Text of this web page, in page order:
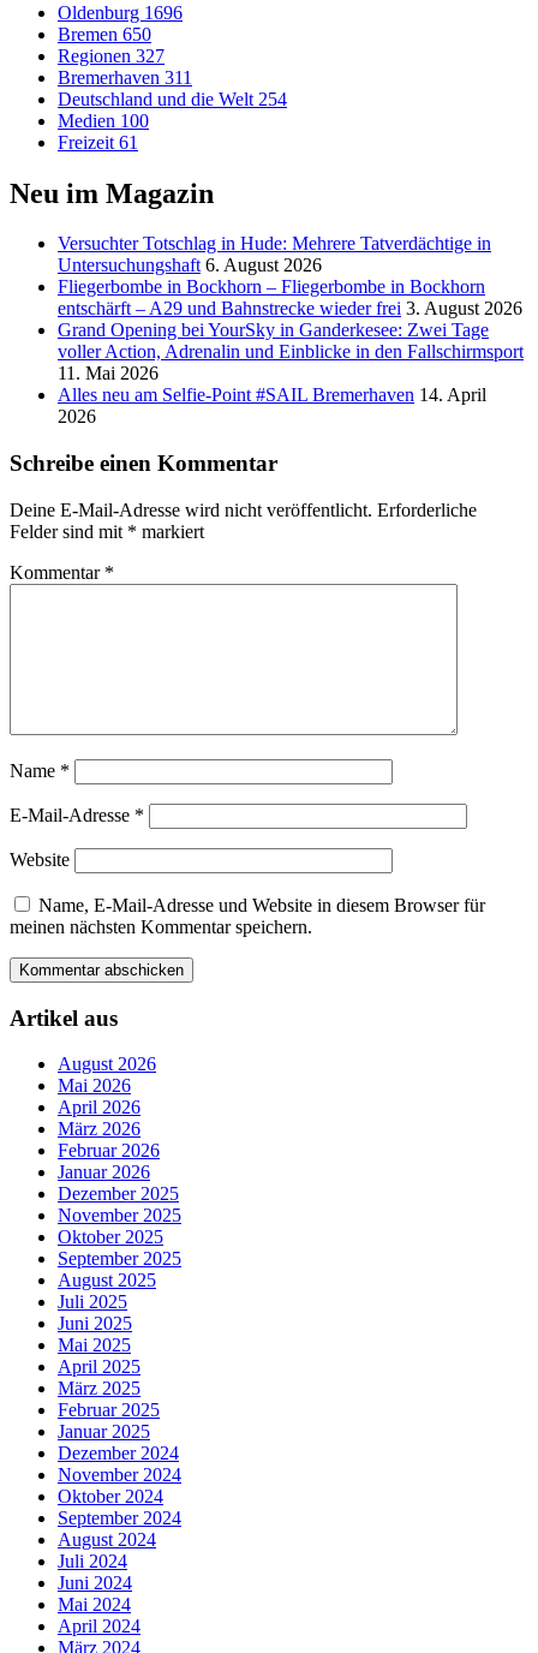
Oldenburg 1696
Bremen 650
Regionen 327
Bremerhaven 311
Deutschland und die Welt 254
Medien 100
Freizeit 61
Neu im Magazin
Versucht­er Totschlag in Hude: Mehrere Tatverdächtige in
Untersuchungshaft 6. August 2026
Fliegerbombe in Bockhorn – Fliegerbombe in Bockhorn
entschärft – A29 und Bahnstrecke wieder frei 3. August 2026
Grand Opening bei YourSky in Ganderkesee: Zwei Tage
voller Action, Adrenalin und Einblicke in den Fallschirmsport
11. Mai 2026
Alles neu am Selfie-Point #SAIL Bremerhaven 14. April
2026
Schreibe einen Kommentar
Deine E-Mail-Adresse wird nicht veröffentlicht. Erforderliche
Felder sind mit * markiert
Kommentar *
Name *
E-Mail-Adresse *
Website
Name, E-Mail-Adresse und Website in diesem Browser für
meinen nächsten Kommentar speichern.
Artikel aus
August 2026
Mai 2026
April 2026
März 2026
Februar 2026
Januar 2026
Dezember 2025
November 2025
Oktober 2025
September 2025
August 2025
Juli 2025
Juni 2025
Mai 2025
April 2025
März 2025
Februar 2025
Januar 2025
Dezember 2024
November 2024
Oktober 2024
September 2024
August 2024
Juli 2024
Juni 2024
Mai 2024
April 2024
März 2024